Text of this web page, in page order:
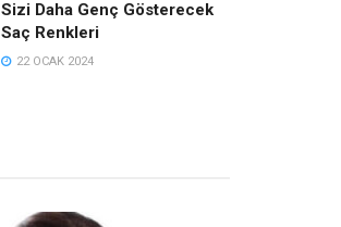
Sizi Daha Genç Gösterecek
Saç Renkleri
22 OCAK 2024